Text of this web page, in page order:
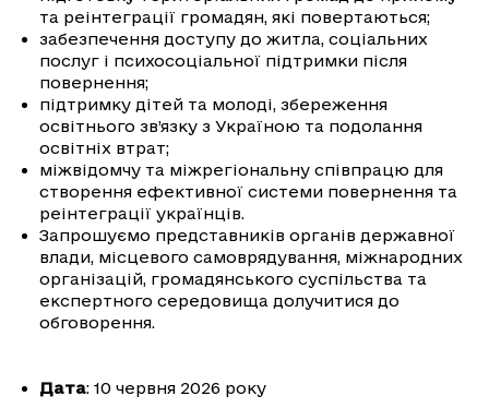
та реінтеграції громадян, які повертаються;
забезпечення доступу до житла, соціальних
послуг і психосоціальної підтримки після
повернення;
підтримку дітей та молоді, збереження
освітнього зв’язку з Україною та подолання
освітніх втрат;
міжвідомчу та міжрегіональну співпрацю для
створення ефективної системи повернення та
реінтеграції українців.
Запрошуємо представників органів державної
влади, місцевого самоврядування, міжнародних
організацій, громадянського суспільства та
експертного середовища долучитися до
обговорення.
Дата: 10 червня 2026 року